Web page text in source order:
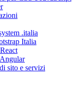
.italia
Italia
sito e servizi